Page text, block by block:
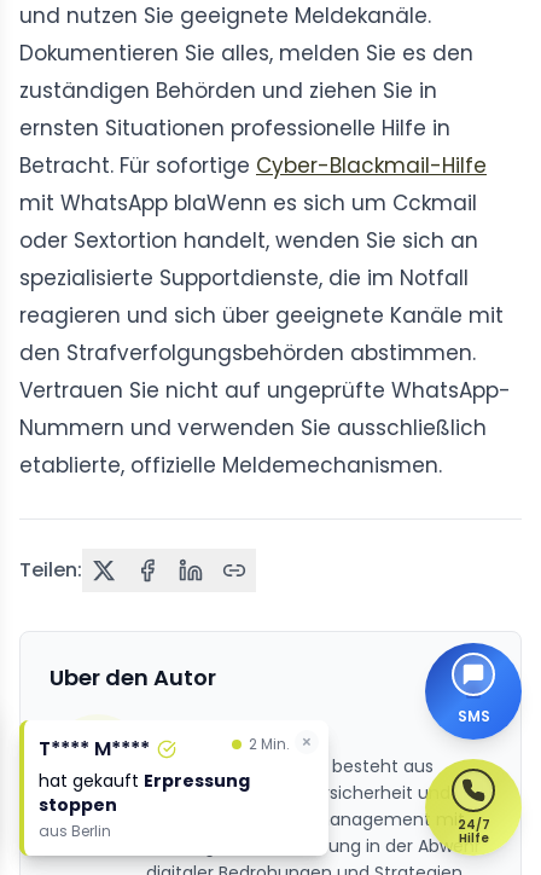
und nutzen Sie geeignete Meldekanäle.
Dokumentieren Sie alles, melden Sie es den
zuständigen Behörden und ziehen Sie in
ernsten Situationen professionelle Hilfe in
Betracht. Für sofortige Cyber-Blackmail-Hilfe
mit WhatsApp blaWenn es sich um Cckmail
oder Sextortion handelt, wenden Sie sich an
spezialisierte Supportdienste, die im Notfall
reagieren und sich über geeignete Kanäle mit
den Strafverfolgungsbehörden abstimmen.
Vertrauen Sie nicht auf ungeprüfte WhatsApp-
Nummern und verwenden Sie ausschließlich
etablierte, offizielle Meldemechanismen.
Teilen:
Uber den Autor
Das Altahonos-Team besteht aus
Spezialisten fur Cybersicherheit und
Online-Reputationsmanagement mit
umfangreicher Erfahrung in der Abwehr
T**** M**** 2 Min.
hat gekauft Erpressung
stoppen
aus Berlin
×
T**** M**** 2 Min.
hat gekauft Erpressung
stoppen
aus Berlin
×
24/7
Hilfe
SMS